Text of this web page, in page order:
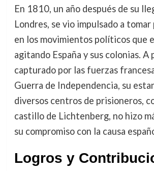
En 1810, un año después de su
Londres, se vio impulsado a
en los movimientos políticos que
agitando España y sus colonias. A
capturado por las fuerzas
Guerra de Independencia, su
diversos centros de prisioneros,
castillo de Lichtenberg, no hizo
su compromiso con la causa
Logros y